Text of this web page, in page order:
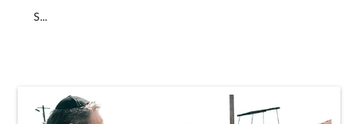
S...